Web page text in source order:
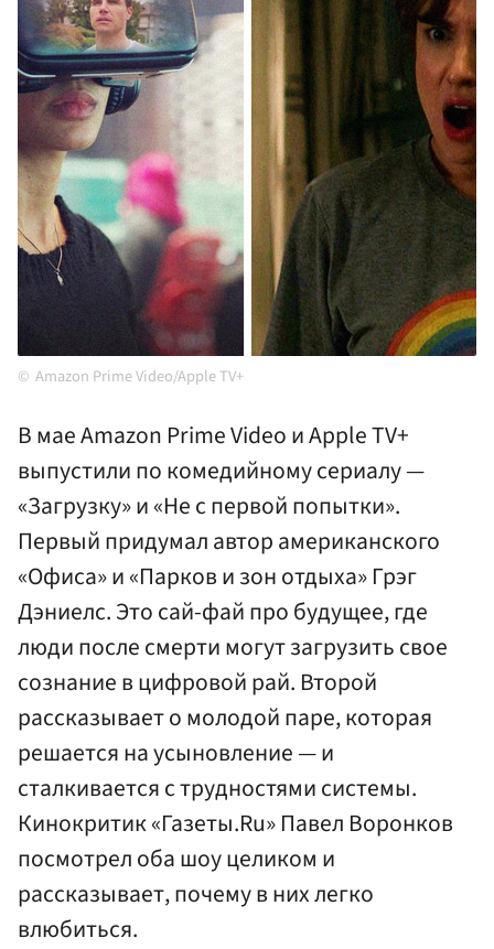
Amazon Prime Video/Apple TV+
В мае Amazon Prime Video и Apple TV+
выпустили по комедийному сериалу —
«Загрузку» и «Не с первой попытки».
Первый придумал автор американского
«Офиса» и «Парков и зон отдыха» Грэг
Дэниелс. Это сай-фай про будущее, где
люди после смерти могут загрузить свое
сознание в цифровой рай. Второй
рассказывает о молодой паре, которая
решается на усыновление — и
сталкивается с трудностями системы.
Кинокритик «Газеты.Ru» Павел Воронков
посмотрел оба шоу целиком и
рассказывает, почему в них легко
влюбиться.